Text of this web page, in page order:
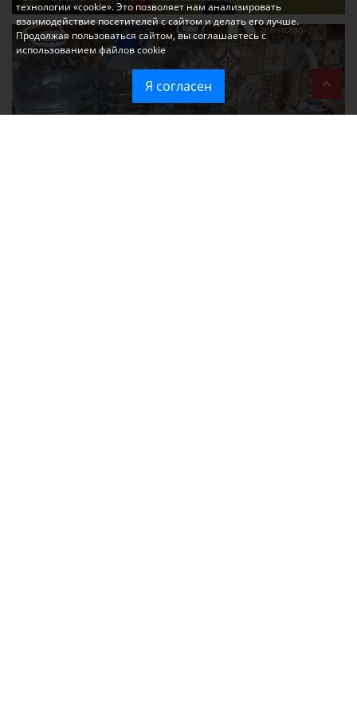
технологии «cookie». Это позволяет нам анализировать
взаимодействие посетителей с сайтом и делать его лучше.
Продолжая пользоваться сайтом, вы соглашаетесь с
использованием файлов cookie
Я согласен